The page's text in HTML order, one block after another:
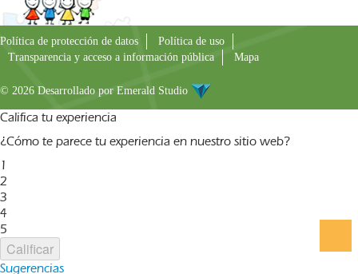
Política de protección de datos
Política de uso
Transparencia y acceso a información pública
Mapa
© 2026 Desarrollado por Emerald Studio
Califica tu experiencia
¿Cómo te parece tu experiencia en nuestro sitio web?
1
2
3
4
5
Calificar
Sugerencias